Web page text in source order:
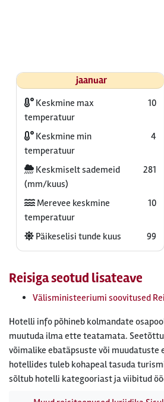
jaanuar
Keskmine max
temperatuur
10
Keskmine min
temperatuur
4
Keskmiselt sademeid
(mm/kuus)
281
Merevee keskmine
temperatuur
10
Päikeselisi tunde kuus 99
Reisiga seotud lisateave
Välisministeeriumi soovitused
Hotelli info põhineb kolmandate
muutuda ilma ette teatamata.
võimalike ebatäpsuste või muudatuste
hotellides tuleb kohapeal tasuda
sõltub hotelli kategooriast ja viibitud